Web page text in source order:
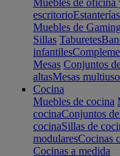
Muebles de oficina
escritorioEstanterías
Muebles de Gaming
Sillas Taburetes
infantiles
Mesas Conjuntos
altasMesas
Cocina
Muebles de cocina
cocinaConjuntos
cocinaSillas de
modularesCocinas
Cocinas a medida